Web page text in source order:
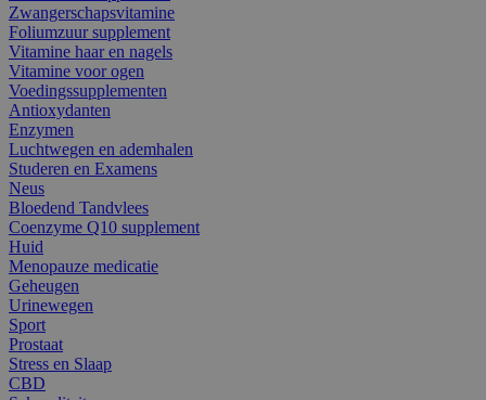
Zwangerschapsvitamine
Foliumzuur supplement
Vitamine haar en nagels
Vitamine voor ogen
Voedingssupplementen
Antioxydanten
Enzymen
Luchtwegen en ademhalen
Studeren en Examens
Neus
Bloedend Tandvlees
Coenzyme Q10 supplement
Huid
Menopauze medicatie
Geheugen
Urinewegen
Sport
Prostaat
Stress en Slaap
CBD